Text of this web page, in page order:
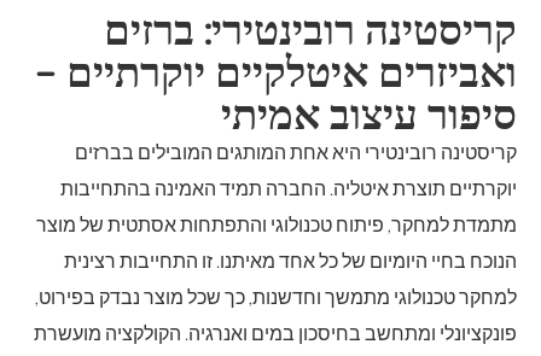
קריסטינה רובינטירי: ברזים
ואביזרים איטלקיים יוקרתיים –
סיפור עיצוב אמיתי
קריסטינה רובינטירי היא אחת המותגים המובילים בברזים
יוקרתיים תוצרת איטליה. החברה תמיד האמינה בהתחייבות
מתמדת למחקר, פיתוח טכנולוגי והתפתחות אסתטית של מוצר
הנוכח בחיי היומיום של כל אחד מאיתנו. זו התחייבות רצינית
למחקר טכנולוגי מתמשך וחדשנות, כך שכל מוצר נבדק בפירוט,
פונקציונלי ומתחשב בחיסכון במים ואנרגיה. הקולקציה מועשרת